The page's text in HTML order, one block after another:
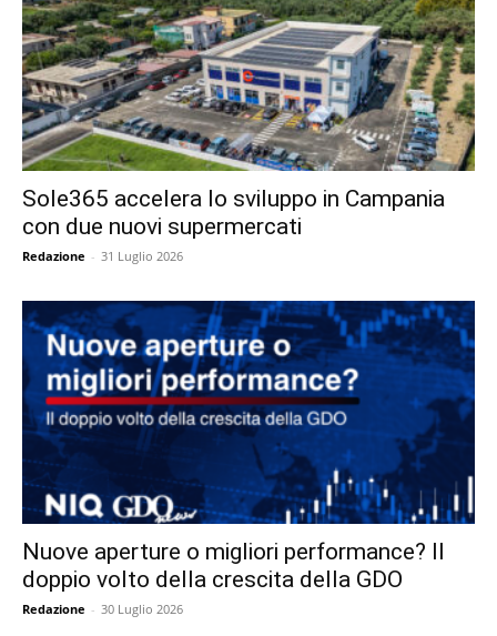
Sole365 accelera lo sviluppo in Campania
con due nuovi supermercati
Redazione - 31 Luglio 2026
Nuove aperture o migliori performance? Il
doppio volto della crescita della GDO
Redazione - 30 Luglio 2026